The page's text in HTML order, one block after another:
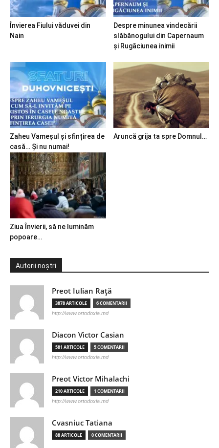
Învierea Fiului văduvei din
Nain
Despre minunea vindecării
slăbănogului din Capernaum
și Rugăciunea inimii
Zaheu Vameșul și sfințirea de
casă… Și nu numai!
Aruncă grija ta spre Domnul…
Ziua Învierii, să ne luminăm
popoare…
Autorii noștri
Preot Iulian Raţă
3878 ARTICOLE 6 COMENTARII
http://www.ortodoxia.md
Diacon Victor Casian
581 ARTICOLE 5 COMENTARII
http://www.ortodoxia.md
Preot Victor Mihalachi
210 ARTICOLE 1 COMENTARII
http://www.ortodoxia.md
Cvasniuc Tatiana
88 ARTICOLE 0 COMENTARII